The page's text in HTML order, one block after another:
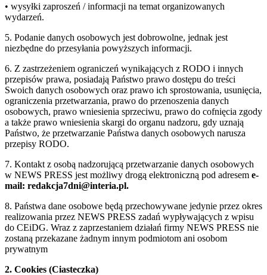
• wysyłki zaproszeń / informacji na temat organizowanych
wydarzeń.
5. Podanie danych osobowych jest dobrowolne, jednak jest
niezbędne do przesyłania powyższych informacji.
6. Z zastrzeżeniem ograniczeń wynikających z RODO i innych
przepisów prawa, posiadają Państwo prawo dostępu do treści
Swoich danych osobowych oraz prawo ich sprostowania, usunięcia,
ograniczenia przetwarzania, prawo do przenoszenia danych
osobowych, prawo wniesienia sprzeciwu, prawo do cofnięcia zgody
a także prawo wniesienia skargi do organu nadzoru, gdy uznają
Państwo, że przetwarzanie Państwa danych osobowych narusza
przepisy RODO.
7. Kontakt z osobą nadzorującą przetwarzanie danych osobowych
w NEWS PRESS jest możliwy drogą elektroniczną pod adresem e-
mail: redakcja7dni@interia.pl.
8. Państwa dane osobowe będą przechowywane jedynie przez okres
realizowania przez NEWS PRESS zadań wypływających z wpisu
do CEiDG. Wraz z zaprzestaniem działań firmy NEWS PRESS nie
zostaną przekazane żadnym innym podmiotom ani osobom
prywatnym
2. Cookies (Ciasteczka)